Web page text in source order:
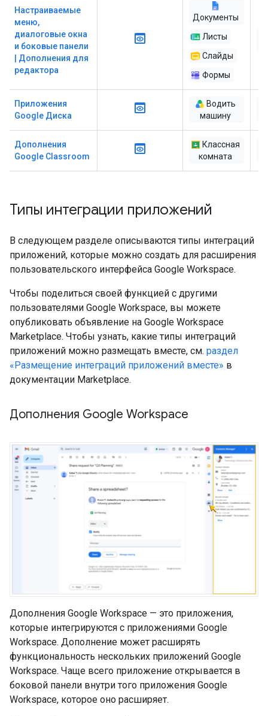
Настраиваемые
меню,
диалоговые окна
и боковые панели
| Дополнения для
редактора
Документы
Листы
Слайды
Формы
Приложения
Google Диска
Водить
машину
Дополнения
Google Classroom
Классная
комната
Типы интеграции приложений
В следующем разделе описываются типы интеграций
приложений, которые можно создать для расширения
пользовательского интерфейса Google Workspace.
Чтобы поделиться своей функцией с другими
пользователями Google Workspace, вы можете
опубликовать объявление на Google Workspace
Marketplace. Чтобы узнать, какие типы интеграций
приложений можно размещать вместе, см. раздел
«Размещение интеграций приложений вместе» в
документации Marketplace.
Дополнения Google Workspace
Дополнения Google Workspace — это приложения,
которые интегрируются с приложениями Google
Workspace. Дополнение может расширять
функциональность нескольких приложений Google
Workspace. Чаще всего приложение открывается в
боковой панели внутри того приложения Google
Workspace, которое оно расширяет.